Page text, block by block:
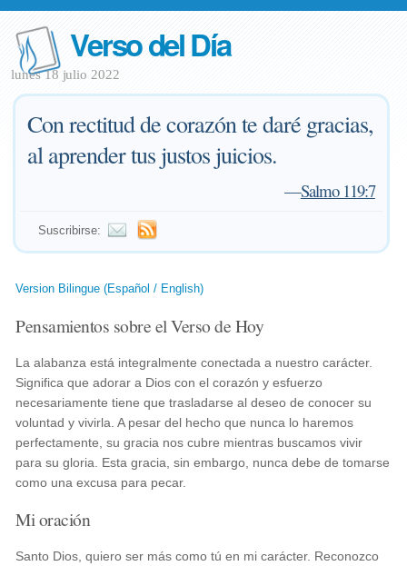
Verso del Día
lunes 18 julio 2022
Con rectitud de corazón te daré gracias,
al aprender tus justos juicios.
—Salmo 119:7
Suscribirse:
Version Bilingue (Español / English)
Pensamientos sobre el Verso de Hoy
La alabanza está integralmente conectada a nuestro carácter.
Significa que adorar a Dios con el corazón y esfuerzo
necesariamente tiene que trasladarse al deseo de conocer su
voluntad y vivirla. A pesar del hecho que nunca lo haremos
perfectamente, su gracia nos cubre mientras buscamos vivir
para su gloria. Esta gracia, sin embargo, nunca debe de tomarse
como una excusa para pecar.
Mi oración
Santo Dios, quiero ser más como tú en mi carácter. Reconozco